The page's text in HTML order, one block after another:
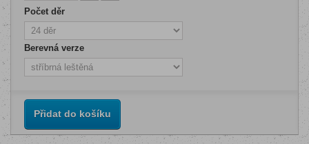
Počet děr
Berevná verze
Přidat do košíku